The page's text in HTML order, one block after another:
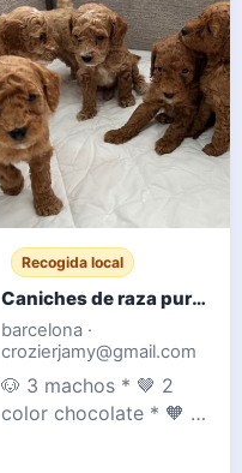
Ambos padres son
nuestras mascotas y
se pueden ver con
ellos. Su madre es una
Cockapoo F1 y su
padre un Caniche Mi
Recogida local
Caniches de raza pura color chocolate y albaricoque - Registrados en el Club de Caniches
barcelona ·
crozierjamy@gmail.com
🐶 3 machos * 🤎 2
color chocolate * 🧡 1